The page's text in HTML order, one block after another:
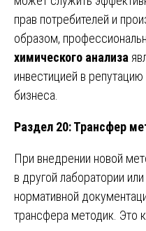
прав потребителей и
образом,
химического анализа
инвестицией в
бизнеса.
Раздел 20: Трансфер
При внедрении новой
в другой лаборатории
нормативной
трансфера методик. Это